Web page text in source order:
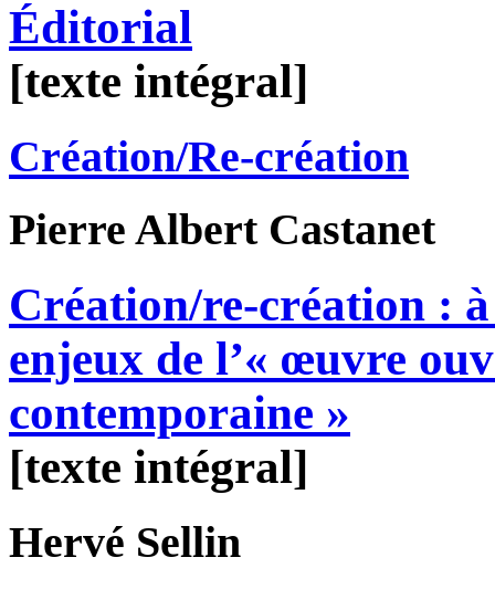
Éditorial
[texte intégral]
Création/Re-création
Pierre Albert Castanet
Création/re-création :
enjeux de l’« œuvre
contemporaine »
[texte intégral]
Hervé Sellin